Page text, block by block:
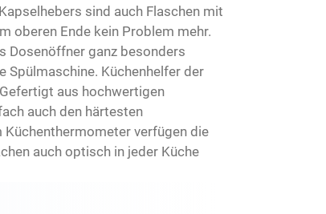
sind auch Flaschen mit
oberen Ende kein Problem mehr.
Dosenöffner ganz besonders
Küchenhelfer der
aus hochwertigen
auch den härtesten
verfügen die
auch optisch in jeder Küche